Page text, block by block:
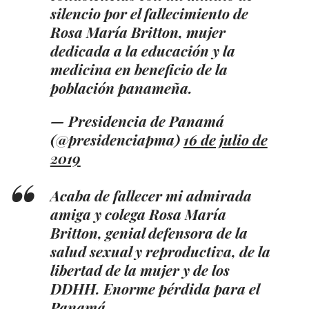
silencio por el fallecimiento de
Rosa María Britton, mujer
dedicada a la educación y la
medicina en beneficio de la
población panameña.
— Presidencia de Panamá
(@presidenciapma) 16 de julio de
2019
Acaba de fallecer mi admirada
amiga y colega Rosa María
Britton, genial defensora de la
salud sexual y reproductiva, de la
libertad de la mujer y de los
DDHH. Enorme pérdida para el